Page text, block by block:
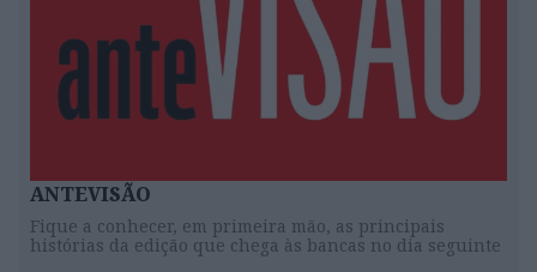
ANTEVISÃO
Fique a conhecer, em primeira mão, as principais
histórias da edição que chega às bancas no dia seguinte